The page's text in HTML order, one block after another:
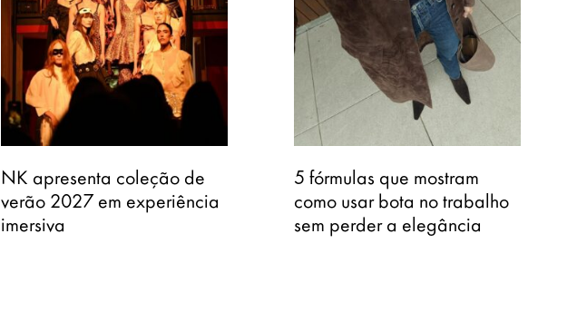
NK apresenta coleção de
verão 2027 em experiência
imersiva
5 fórmulas que mostram
como usar bota no trabalho
sem perder a elegância